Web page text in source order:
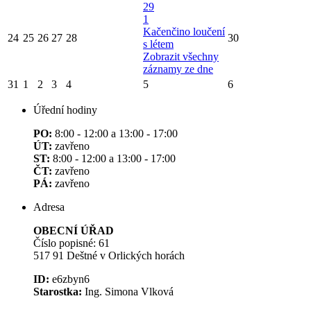
24 25 26 27 28
29
1
Kačenčino loučení
s létem
Zobrazit všechny
záznamy ze dne
30
31 1 2 3 4 5 6
Úřední hodiny
PO: 8:00 - 12:00 a 13:00 - 17:00
ÚT: zavřeno
ST: 8:00 - 12:00 a 13:00 - 17:00
ČT: zavřeno
PÁ: zavřeno
Adresa
OBECNÍ ÚŘAD
Číslo popisné: 61
517 91 Deštné v Orlických horách
ID: e6zbyn6
Starostka: Ing. Simona Vlková